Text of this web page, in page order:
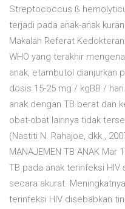
Streptococcus ß
terjadi pada anak-anak
Makalah Referat
WHO yang terakhir
anak, etambutol dianjurkan
dosis 15-25 mg / kgBB /
anak dengan TB berat dan
obat-obat lainnya tidak
(Nastiti N. Rahajoe, dkk.,
MANAJEMEN TB ANAK Mar
TB pada anak terinfeksi
secara akurat.
terinfeksi HIV disebabkan